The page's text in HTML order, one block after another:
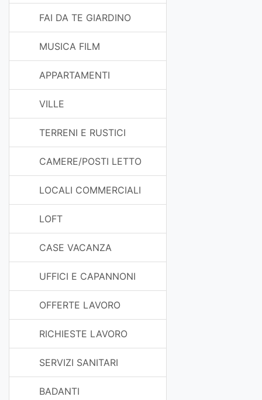
FAI DA TE GIARDINO
MUSICA FILM
APPARTAMENTI
VILLE
TERRENI E RUSTICI
CAMERE/POSTI LETTO
LOCALI COMMERCIALI
LOFT
CASE VACANZA
UFFICI E CAPANNONI
OFFERTE LAVORO
RICHIESTE LAVORO
SERVIZI SANITARI
BADANTI